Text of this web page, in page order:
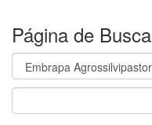
Página de Busca